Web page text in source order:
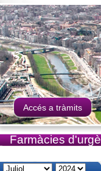
Accés a tràmits
Farmàcies